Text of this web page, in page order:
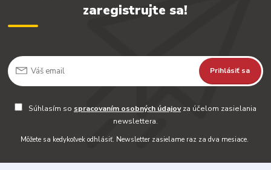
zaregistrujte sa!
Prihlásiť sa
Súhlasím so spracovaním osobných údajovza účelom zasielania
newslettera.
Môžete sa kedykoľvek odhlásiť. Newsletter zasielame raz za dva mesiace.